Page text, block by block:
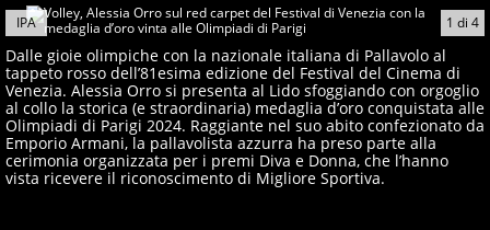
creano contenuti 100% originali ed esclusivi.
1 di 4
IPA
Dalle gioie olimpiche con la nazionale italiana di Pallavolo al
tappeto rosso dell’81esima edizione del Festival del Cinema di
Venezia. Alessia Orro si presenta al Lido sfoggiando con orgoglio
al collo la storica (e straordinaria) medaglia d’oro conquistata alle
Olimpiadi di Parigi 2024. Raggiante nel suo abito confezionato da
Emporio Armani, la pallavolista azzurra ha preso parte alla
cerimonia organizzata per i premi Diva e Donna, che l’hanno
vista ricevere il riconoscimento di Migliore Sportiva.